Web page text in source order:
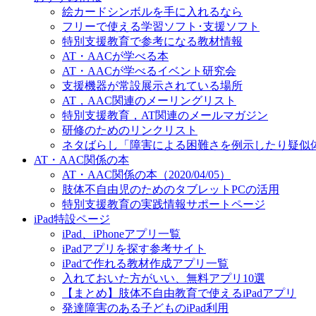
絵カードシンボルを手に入れるなら
フリーで使える学習ソフト･支援ソフト
特別支援教育で参考になる教材情報
AT・AACが学べる本
AT・AACが学べるイベント研究会
支援機器が常設展示されている場所
AT，AAC関連のメーリングリスト
特別支援教育，AT関連のメールマガジン
研修のためのリンクリスト
ネタばらし「障害による困難さを例示したり疑似
AT・AAC関係の本
AT・AAC関係の本（2020/04/05）
肢体不自由児のためのタブレットPCの活用
特別支援教育の実践情報サポートページ
iPad特設ページ
iPad、iPhoneアプリ一覧
iPadアプリを探す参考サイト
iPadで作れる教材作成アプリ一覧
入れておいた方がいい、無料アプリ10選
【まとめ】肢体不自由教育で使えるiPadアプリ
発達障害のある子どものiPad利用